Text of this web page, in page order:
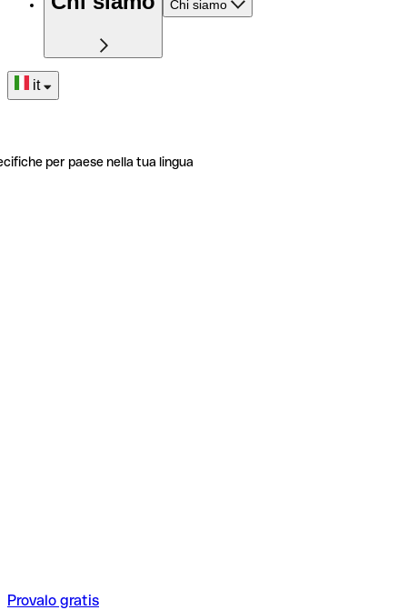
Chi siamo
it
per paese nella tua lingua
Provalo gratis